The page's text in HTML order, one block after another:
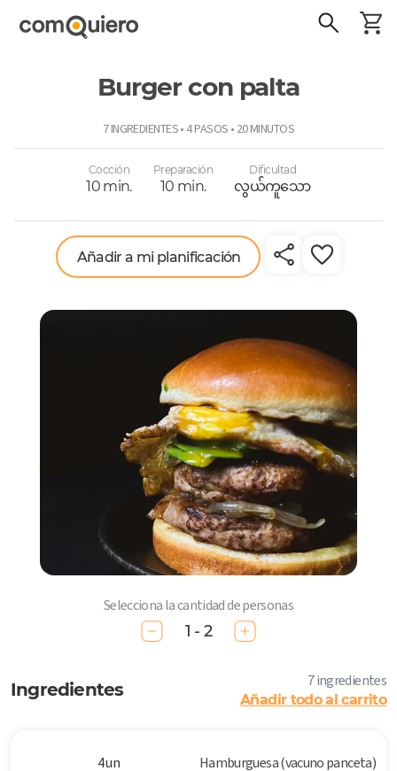
Burger con palta
7 INGREDIENTES • 4 PASOS • 20 MINUTOS
Cocción
10 min.
Preparación
10 min.
Dificultad
လွယ်ကူသော
Añadir a mi planificación
Selecciona la cantidad de personas
1 - 2
Ingredientes 7 ingredientes
Añadir todo al carrito
4 un Hamburguesa (vacuno panceta)